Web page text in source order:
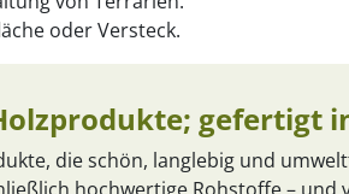
oder Versteck.
gefertigt
die schön, langlebig und
hochwertige Rohstoffe – und